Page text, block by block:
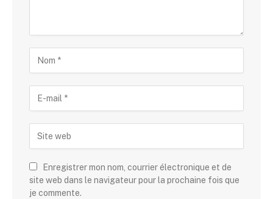
Enregistrer mon nom, courrier électronique et de
site web dans le navigateur pour la prochaine fois que
je commente.